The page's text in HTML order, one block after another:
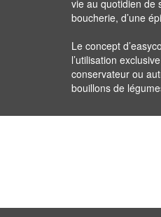
vie au quotidien de
boucherie, d’une
Le concept
l’utilisation
conservateur ou
bouillons de